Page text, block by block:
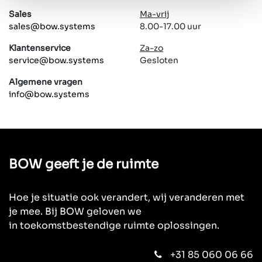
Sales
sales@bow.systems
Klantenservice
service@bow.systems
Algemene vragen
info@bow.systems
Ma-vrij
8.00-17.00 uur
Za-zo
Gesloten
BOW geeft je de ruimte
Hoe je situatie ook verandert, wij veranderen met
je mee. Bij BOW geloven we
in toekomstbestendige ruimte oplossingen.
+31 85 060 06 66